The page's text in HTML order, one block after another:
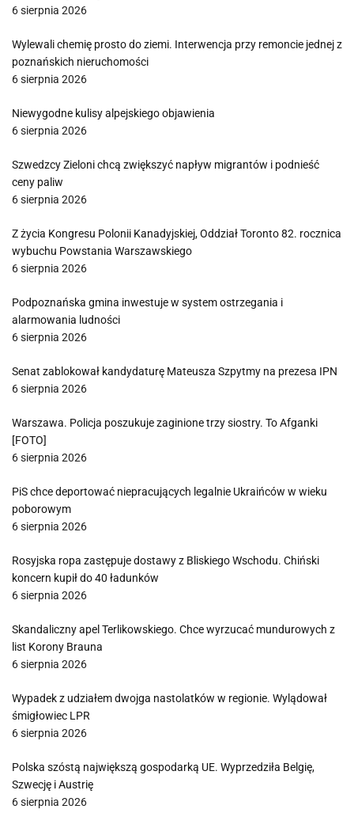
6 sierpnia 2026
Wylewali chemię prosto do ziemi. Interwencja przy remoncie jednej z
poznańskich nieruchomości
6 sierpnia 2026
Niewygodne kulisy alpejskiego objawienia
6 sierpnia 2026
Szwedzcy Zieloni chcą zwiększyć napływ migrantów i podnieść
ceny paliw
6 sierpnia 2026
Z życia Kongresu Polonii Kanadyjskiej, Oddział Toronto 82. rocznica
wybuchu Powstania Warszawskiego
6 sierpnia 2026
Podpoznańska gmina inwestuje w system ostrzegania i
alarmowania ludności
6 sierpnia 2026
Senat zablokował kandydaturę Mateusza Szpytmy na prezesa IPN
6 sierpnia 2026
Warszawa. Policja poszukuje zaginione trzy siostry. To Afganki
[FOTO]
6 sierpnia 2026
PiS chce deportować niepracujących legalnie Ukraińców w wieku
poborowym
6 sierpnia 2026
Rosyjska ropa zastępuje dostawy z Bliskiego Wschodu. Chiński
koncern kupił do 40 ładunków
6 sierpnia 2026
Skandaliczny apel Terlikowskiego. Chce wyrzucać mundurowych z
list Korony Brauna
6 sierpnia 2026
Wypadek z udziałem dwojga nastolatków w regionie. Wylądował
śmigłowiec LPR
6 sierpnia 2026
Polska szóstą największą gospodarką UE. Wyprzedziła Belgię,
Szwecję i Austrię
6 sierpnia 2026